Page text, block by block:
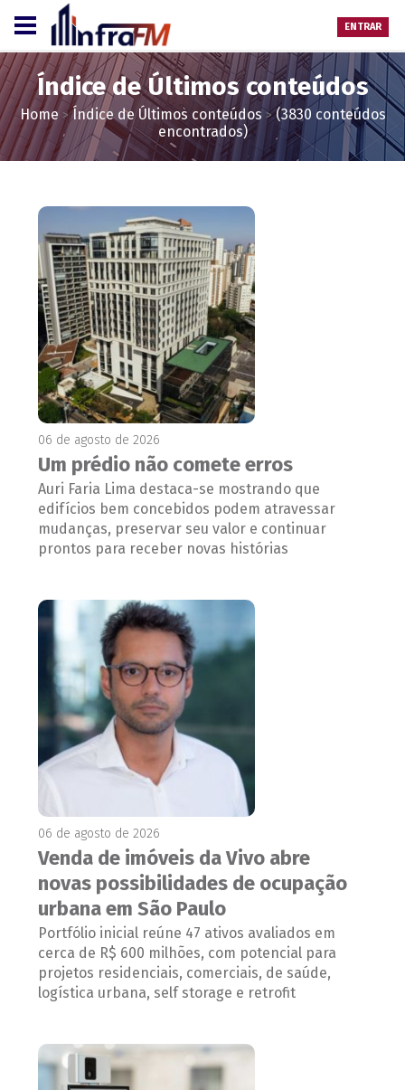
ENTRAR
Índice de Últimos conteúdos
Home >Índice de Últimos conteúdos >(3830 conteúdos
encontrados)
06 de agosto de 2026
Um prédio não comete erros
Auri Faria Lima destaca-se mostrando que
edifícios bem concebidos podem atravessar
mudanças, preservar seu valor e continuar
prontos para receber novas histórias
06 de agosto de 2026
Venda de imóveis da Vivo abre
novas possibilidades de ocupação
urbana em São Paulo
Portfólio inicial reúne 47 ativos avaliados em
cerca de R$ 600 milhões, com potencial para
projetos residenciais, comerciais, de saúde,
logística urbana, self storage e retrofit